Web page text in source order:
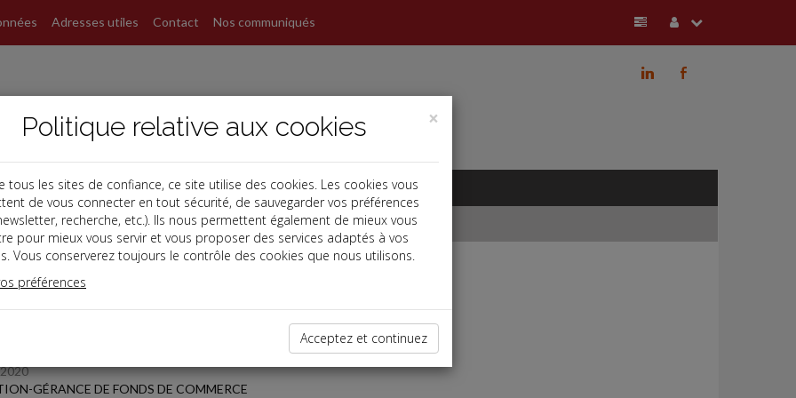
Adresses utiles Contact Nos communiqués
b
j
dernières dépêches
GÉRANCE DE FONDS DE COMMERCE
×
Politique relative aux cookies
tous les sites de confiance, ce site utilise des cookies. Les cookies vous
de vous connecter en tout sécurité, de sauvegarder vos préférences
recherche, etc.). Ils nous permettent également de mieux vous
pour mieux vous servir et vous proposer des services adaptés à vos
Vous conserverez toujours le contrôle des cookies que nous utilisons.
préférences
Acceptez et continuez